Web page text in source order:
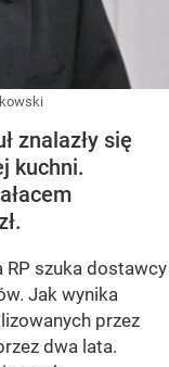
znalazły się
kuchni.
RP szuka dostawcy
Jak wynika
przez
dwa lata.